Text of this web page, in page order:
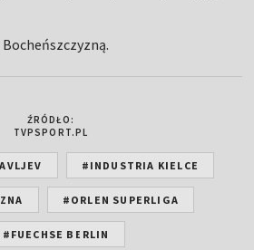
ŹRÓDŁO:
TVPSPORT.PL
#INDUSTRIA KIELCE
#ORLEN SUPERLIGA
#FUECHSE BERLIN